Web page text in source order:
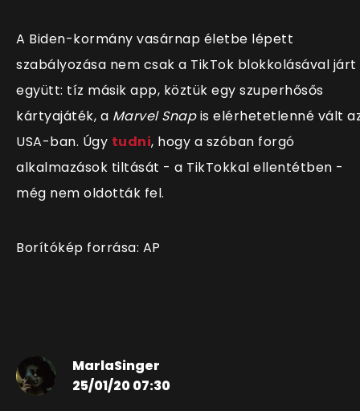
A Biden-kormány vasárnap életbe lépett
szabályozása nem csak a TikTok blokkolásával járt
együtt: tíz másik app, köztük egy szuperhősős
kártyajáték, a Marvel Snapis elérhetetlenné vált
USA-ban. Úgy tudni, hogy a szóban forgó
alkalmazások tiltását - a TikTokkal ellentétben -
még nem oldották fel.
Borítókép forrása: AP
MarlaSinger
25/01/20 07:30